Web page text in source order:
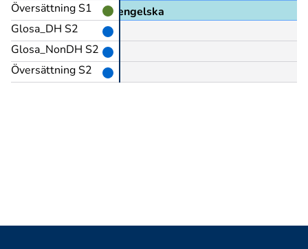
Översättning S1
Glosa_DH S2
Glosa_NonDH S2
Översättning S2
penna eller skriva på engelska